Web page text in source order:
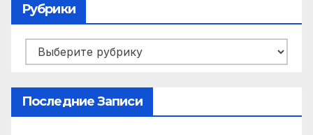
Рубрики
Рубрики
Последние Записи